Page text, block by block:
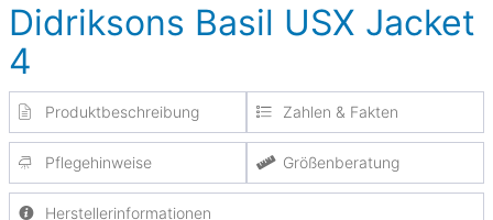
Didriksons Basil USX Jacket
4
Produktbeschreibung Zahlen & Fakten
Pflegehinweise Größenberatung
Herstellerinformationen